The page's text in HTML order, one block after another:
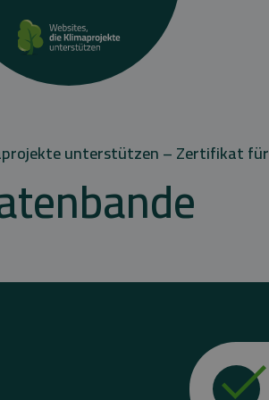
unterstützen – Zertifikat für